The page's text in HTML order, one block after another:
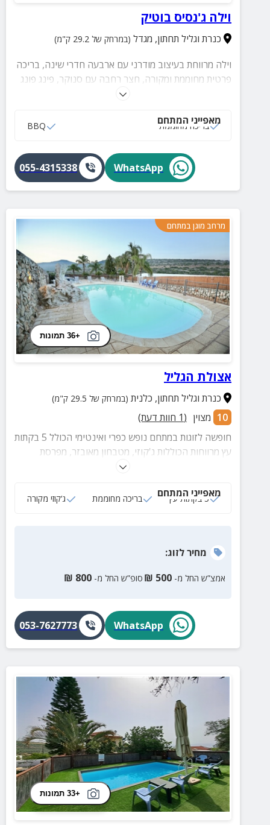
וילה ג'נסיס בוטיק
כנרת וגליל תחתון, מגדל (במרחק של 29.2 ק"מ)
וילה מרווחת בעיצוב מודרני עם ארבעה חדרי שינה, בריכה
פרטית מחוממת ומקורה, חצר רחבה עם סנוקר, פינג פונג
ומדשאה ירוקה, נוף פתוח לכנרת ולגולן, מתאימה
מאפייני המתחם
בריכה מחוממת BBQ
WhatsApp
055-4315338
מרחב מוגן במתחם
+36 תמונות
אצולת הגליל
כנרת וגליל תחתון, כלנית (במרחק של 29.5 ק"מ)
10 מצוין (
1 חוות דעת)
חופשה לזוגות במתחם נופש כפרי ואינטימי הכולל 5 בקתות
עץ מרווחות הכוללות ג'קוזי, מטבחון מאובזר, מפרסת
מאפייני המתחם
5 בקתות עץ בריכה מחוממת ג‘קוזי מקורה
מחירלזוג:
אמצ”ש החל מ- 500
₪ סופ”ש החל מ- 800
₪
WhatsApp
053-7627773
+33 תמונות